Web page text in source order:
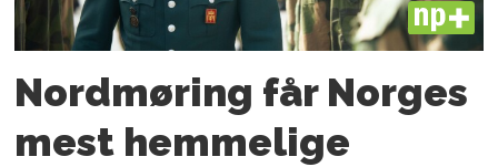
PLUS
Nordmøring får Norges
mest hemmelige